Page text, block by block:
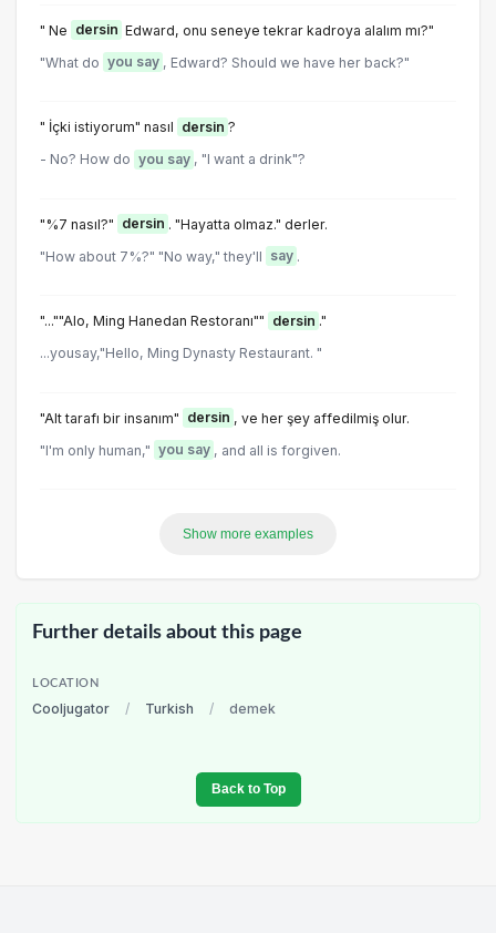
" Ne dersin Edward, onu seneye tekrar kadroya alalım mı?"
"What do you say , Edward? Should we have her back?"
" İçki istiyorum" nasıl dersin ?
- No? How do you say , "I want a drink"?
"%7 nasıl?" dersin . "Hayatta olmaz." derler.
"How about 7%?" "No way," they'll say .
"...""Alo, Ming Hanedan Restoranı"" dersin ."
...yousay,"Hello, Ming Dynasty Restaurant. "
"Alt tarafı bir insanım" dersin , ve her şey affedilmiş olur.
"I'm only human," you say , and all is forgiven.
Show more examples
Further details about this page
LOCATION
Cooljugator / Turkish / demek
Back to Top